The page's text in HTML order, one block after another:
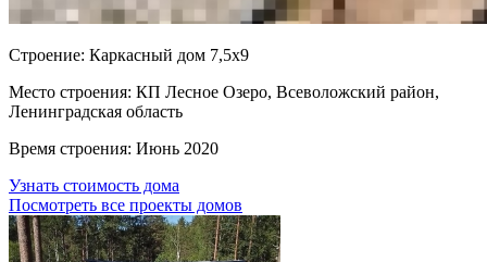
Cтроение: Каркасный дом 7,5х9
Место строения: КП Лесное Озеро, Всеволожский район,
Ленинградская область
Время строения: Июнь 2020
Узнать стоимость дома
Посмотреть все проекты домов